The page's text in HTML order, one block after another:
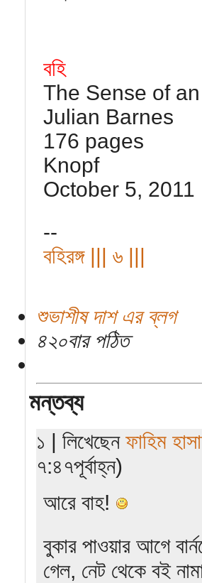
বহি
The Sense of
Julian Barnes
176 pages
Knopf
October 5, 2011
--
বহিরঙ্গ ||| ৬ |||
শুভাশীষ দাশ এর ব্লগ
৪২০বার পঠিত
মন্তব্য
১ | লিখেছেন ফাহিম
৭:৪৭পূর্বাহ্ন)
আরে বাহ!
বুকার পাওয়ার আগে
গেল, নেট থেকে বই